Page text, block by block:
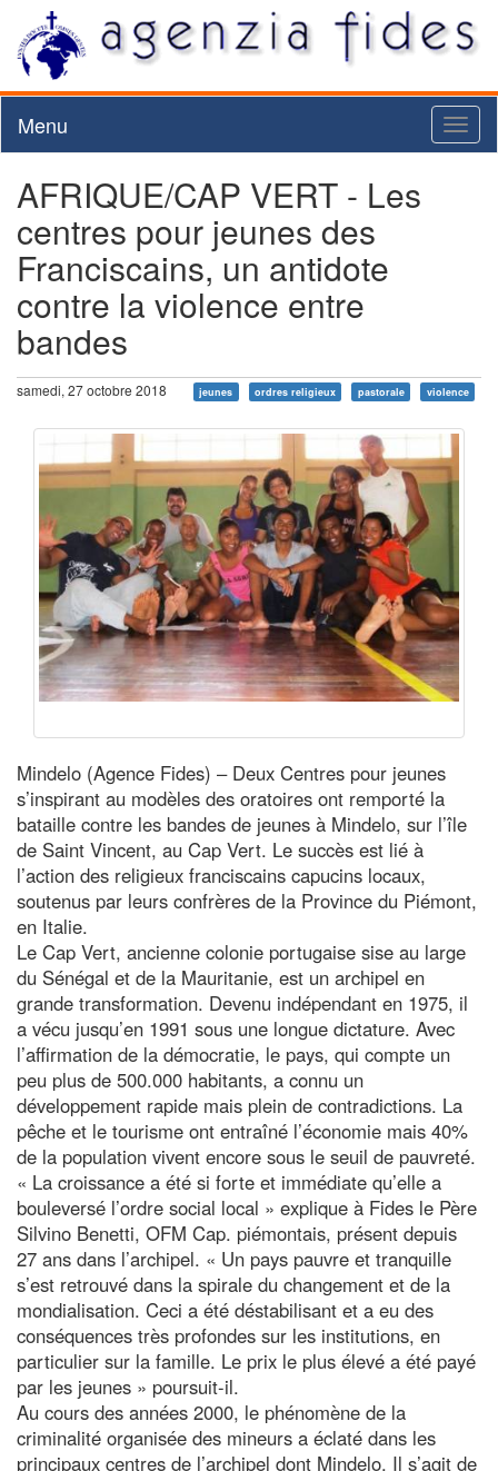
Menu
AFRIQUE/CAP VERT - Les
centres pour jeunes des
Franciscains, un antidote
contre la violence entre
bandes
samedi, 27 octobre 2018 jeunes ordres religieux pastorale violence
Mindelo (Agence Fides) – Deux Centres pour jeunes
s’inspirant au modèles des oratoires ont remporté la
bataille contre les bandes de jeunes à Mindelo, sur l’île
de Saint Vincent, au Cap Vert. Le succès est lié à
l’action des religieux franciscains capucins locaux,
soutenus par leurs confrères de la Province du Piémont,
en Italie.
Le Cap Vert, ancienne colonie portugaise sise au large
du Sénégal et de la Mauritanie, est un archipel en
grande transformation. Devenu indépendant en 1975, il
a vécu jusqu’en 1991 sous une longue dictature. Avec
l’affirmation de la démocratie, le pays, qui compte un
peu plus de 500.000 habitants, a connu un
développement rapide mais plein de contradictions. La
pêche et le tourisme ont entraîné l’économie mais 40%
de la population vivent encore sous le seuil de pauvreté.
« La croissance a été si forte et immédiate qu’elle a
bouleversé l’ordre social local » explique à Fides le Père
Silvino Benetti, OFM Cap. piémontais, présent depuis
27 ans dans l’archipel. « Un pays pauvre et tranquille
s’est retrouvé dans la spirale du changement et de la
mondialisation. Ceci a été déstabilisant et a eu des
conséquences très profondes sur les institutions, en
particulier sur la famille. Le prix le plus élevé a été payé
par les jeunes » poursuit-il.
Au cours des années 2000, le phénomène de la
criminalité organisée des mineurs a éclaté dans les
principaux centres de l’archipel dont Mindelo. Il s’agit de